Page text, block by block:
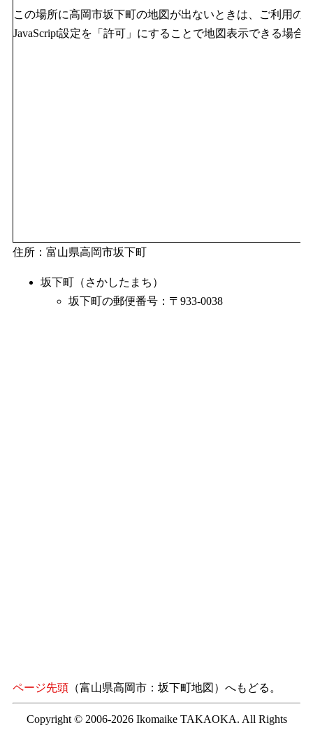
この場所に高岡市坂下町の地図が出ないときは、ご利用の
JavaScript設定を「許可」にすることで地図表示できる場合
住所：富山県高岡市坂下町
坂下町（さかしたまち）
坂下町の郵便番号：〒933-0038
ページ先頭 （富山県高岡市：坂下町地図）へもどる。
Copyright © 2006-2026 Ikomaike TAKAOKA. All Rights